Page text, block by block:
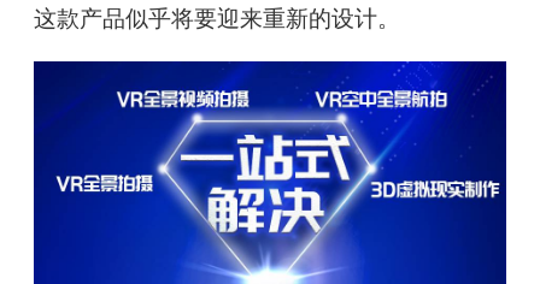
这款产品似乎将要迎来重新的设计。